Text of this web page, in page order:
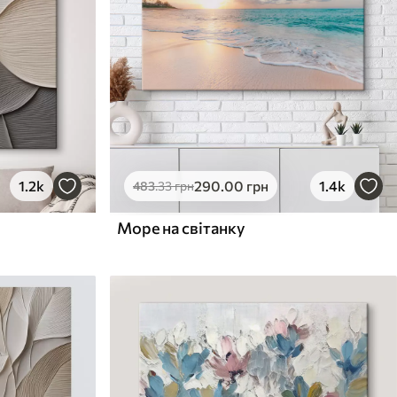
1.2k 483.33грн290.00 грн 1.4k
Море на світанку